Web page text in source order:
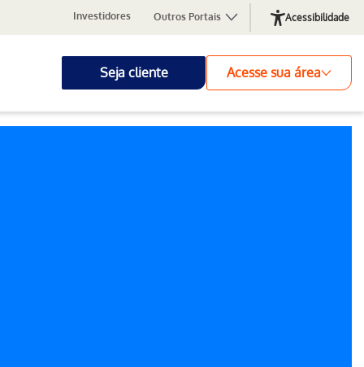
Investidores Outros Portais Acessibilidade
Seja cliente Acesse sua área